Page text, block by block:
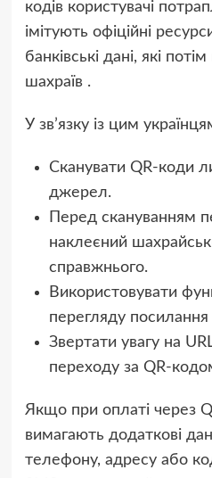
кодів користувачі
імітують офіційні
банківські дані, які
шахраїв .
У зв’язку із цим
Сканувати QR-коди
джерел.
Перед скануванням
наклеєний
справжнього.
Використовувати
перегляду
Звертати увагу на
переходу за QR-
Якщо при оплаті через
вимагають додаткові
телефону, адресу або